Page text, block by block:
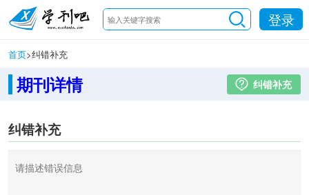
登录
首页>纠错补充
期刊详情 纠错补充
纠错补充